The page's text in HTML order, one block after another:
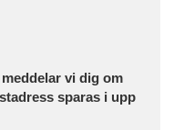
vi dig om
sparas i upp